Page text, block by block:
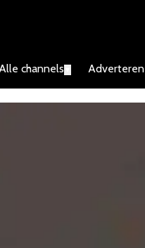
channels Adverteren